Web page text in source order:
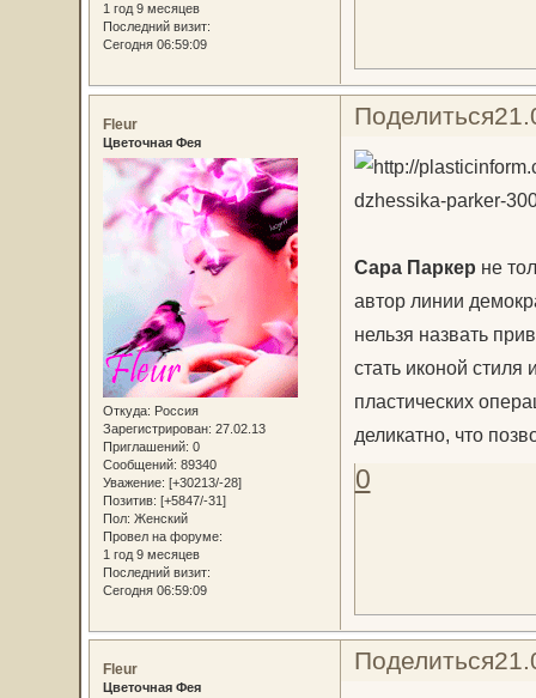
1 год 9 месяцев
Последний визит:
Сегодня 06:59:09
Поделиться
Fleur
Цветочная Фея
Откуда: Россия
Зарегистрирован: 27.02.13
Приглашений: 0
Сообщений: 89340
Уважение: [+30213/-28]
Позитив: [+5847/-31]
Пол: Женский
Провел на форуме:
1 год 9 месяцев
Последний визит:
Сегодня 06:59:09
Сара Паркер не
автор линии
нельзя назвать
стать иконой
пластических
деликатно, что
0
Поделиться
Fleur
Цветочная Фея